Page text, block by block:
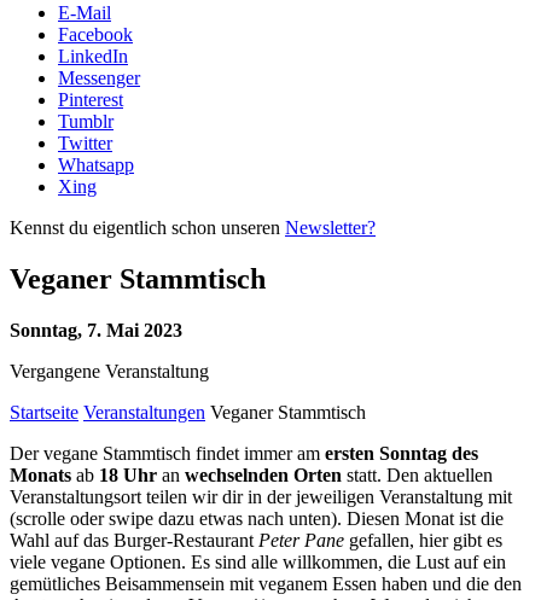
E-Mail
Facebook
LinkedIn
Messenger
Pinterest
Tumblr
Twitter
Whatsapp
Xing
Kennst du eigentlich schon unseren Newsletter?
Veganer Stammtisch
Sonntag, 7. Mai 2023
Vergangene Veranstaltung
Startseite Veranstaltungen Veganer Stammtisch
Der vegane Stammtisch findet immer am ersten Sonntag des
Monats ab 18 Uhr an wechselnden Orten statt. Den aktuellen
Veranstaltungsort teilen wir dir in der jeweiligen Veranstaltung mit
(scrolle oder swipe dazu etwas nach unten). Diesen Monat ist die
Wahl auf das Burger-Restaurant Peter Pane gefallen, hier gibt es
viele vegane Optionen. Es sind alle willkommen, die Lust auf ein
gemütliches Beisammensein mit veganem Essen haben und die den